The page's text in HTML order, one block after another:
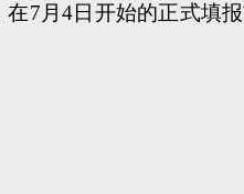
7月4日开始的正式填